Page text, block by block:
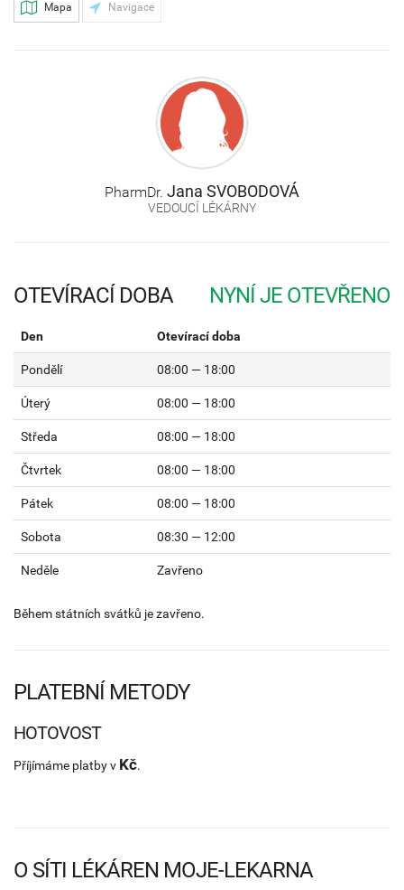
Mapa Navigace
PharmDr. Jana SVOBODOVÁ
VEDOUCÍ LÉKÁRNY
OTEVÍRACÍ DOBA
Den Otevírací doba
Pondělí 08:00 — 18:00
Úterý 08:00 — 18:00
Středa 08:00 — 18:00
Čtvrtek 08:00 — 18:00
Pátek 08:00 — 18:00
Sobota 08:30 — 12:00
Neděle Zavřeno
Během státních svátků je zavřeno.
PLATEBNÍ METODY
HOTOVOST
Příjímáme platby v Kč.
O SÍTI LÉKÁREN MOJE-LEKARNA